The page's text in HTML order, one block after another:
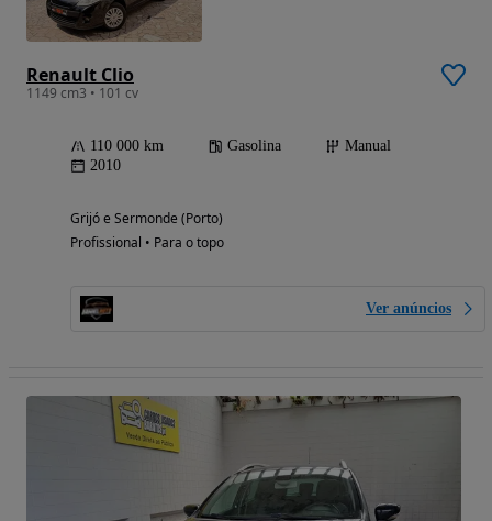
Renault Clio
1149 cm3 • 101 cv
110 000 km Gasolina
Manual
2010
Grijó e Sermonde (Porto)
Profissional • Para o topo
Ver anúncios